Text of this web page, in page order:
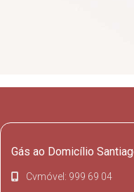
Gás ao Domicílio
Cvmóvel: 999 69 04